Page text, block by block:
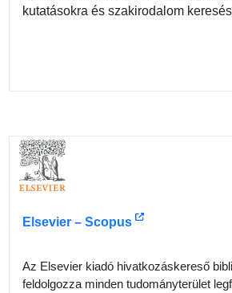
kutatásokra és szakirodalom
Elsevier – Scopus
Az Elsevier kiadó hivatkozáskereső
feldolgozza minden tudományterület